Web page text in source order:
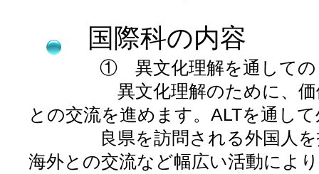
国際科の内容
① 異文化理解を通しての「
異文化理解のために、価値観
との交流を進めます。ALTを通し
良県を訪問される外国人を招
海外との交流など幅広い活動によ